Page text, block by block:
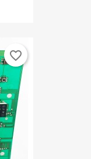
favorite_border